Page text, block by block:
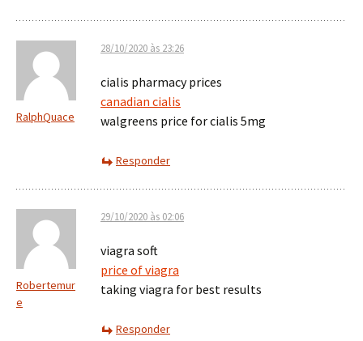
RalphQuace
28/10/2020 às 23:26
cialis pharmacy prices
canadian cialis
walgreens price for cialis 5mg
Responder
Robertemur
e
29/10/2020 às 02:06
viagra soft
price of viagra
taking viagra for best results
Responder